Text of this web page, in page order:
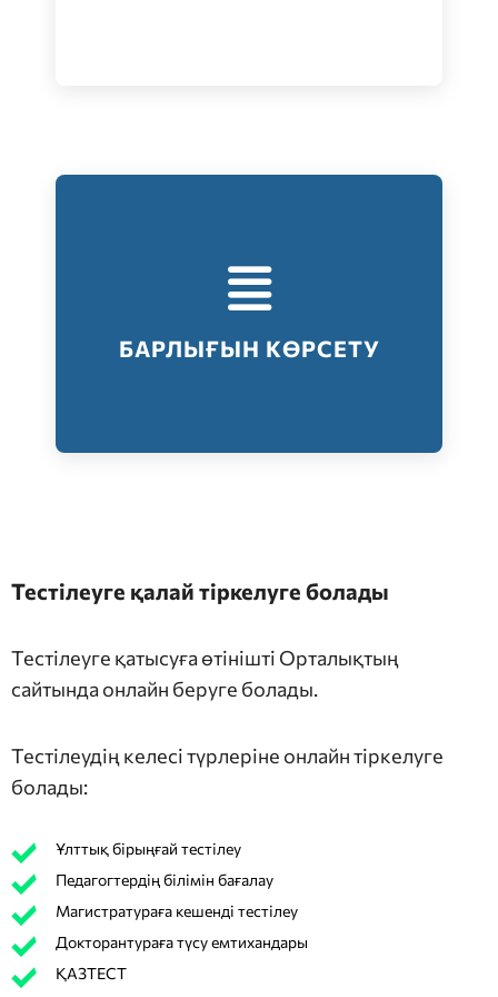
БАРЛЫҒЫН КӨРСЕТУ
Тестілеудің барлық түрлері
Барлығын көрсету
Тестілеуге қалай тіркелуге болады
Тестілеуге қатысуға өтінішті Орталықтың
сайтында онлайн беруге болады.
Тестілеудің келесі түрлеріне онлайн тіркелуге
болады:
Ұлттық бірыңғай тестілеу
Педагогтердің білімін бағалау
Магистратураға кешенді тестілеу
Докторантураға түсу емтихандары
ҚАЗТЕСТ